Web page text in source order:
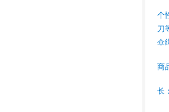
个
刀
伞
商
长